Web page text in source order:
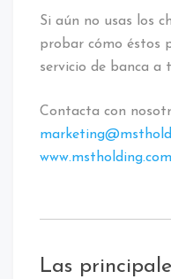
Si aún no usas los
probar cómo éstos
servicio de banca a
Contacta con
www.mstholding.com
atención
cliente
Las